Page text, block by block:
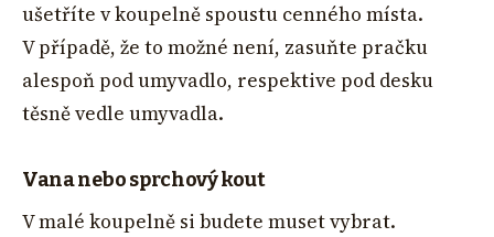
ušetříte v koupelně spoustu cenného místa.
V případě, že to možné není, zasuňte pračku
alespoň pod umyvadlo, respektive pod desku
těsně vedle umyvadla.
Vana nebo sprchový kout
V malé koupelně si budete muset vybrat.